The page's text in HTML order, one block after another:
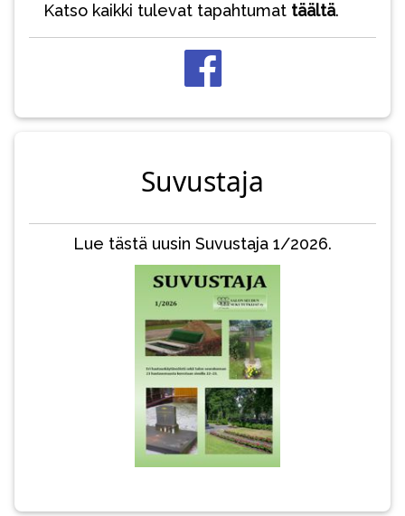
Katso kaikki tulevat tapahtumat täältä.
Suvustaja
Lue tästä uusin Suvustaja 1/2026.